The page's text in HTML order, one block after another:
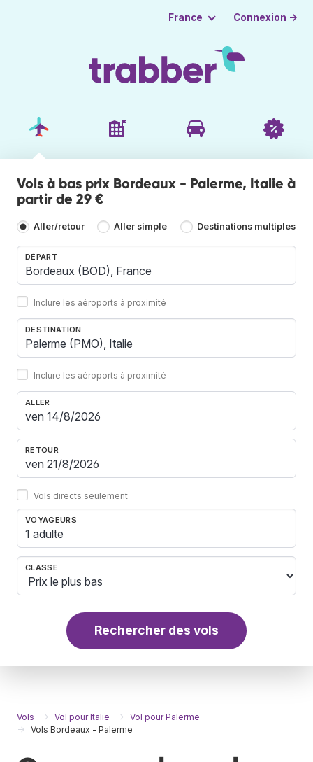
France Connexion →
Vols à bas prix Bordeaux - Palerme, Italie à
partir de 29 €
Aller/retour Aller simple Destinations multiples
DÉPART
Inclure les aéroports à proximité
DESTINATION
Inclure les aéroports à proximité
ALLER
RETOUR
Vols directs seulement
VOYAGEURS
1 adulte
CLASSE
Rechercher des vols
Vols Vol pour Italie
Vol pour Palerme
Vols Bordeaux - Palerme